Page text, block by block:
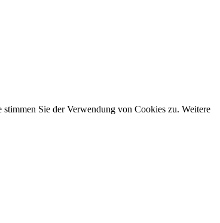
Sie der Verwendung von Cookies zu. Weitere